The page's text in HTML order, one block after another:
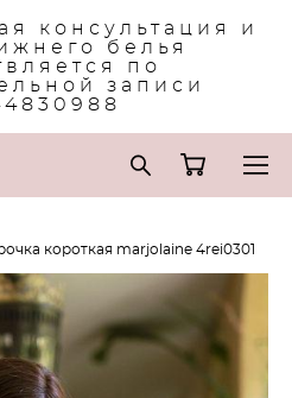
консультация и
белья
по
записи
короткая marjolaine 4rei0301